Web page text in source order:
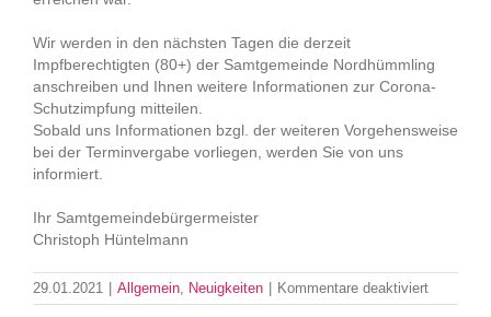
Wir werden in den nächsten Tagen die derzeit
Impfberechtigten (80+) der Samtgemeinde Nordhümmling
anschreiben und Ihnen weitere Informationen zur Corona-
Schutzimpfung mitteilen.
Sobald uns Informationen bzgl. der weiteren Vorgehensweise
bei der Terminvergabe vorliegen, werden Sie von uns
informiert.
Ihr Samtgemeindebürgermeister
Christoph Hüntelmann
29.01.2021 | Allgemein Neuigkeiten | Kommentare deaktiviertfür